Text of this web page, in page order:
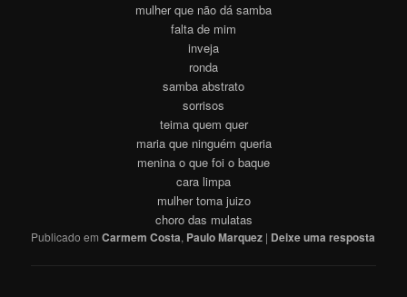
mulher que não dá samba
falta de mim
inveja
ronda
samba abstrato
sorrisos
teima quem quer
maria que ninguém queria
menina o que foi o baque
cara limpa
mulher toma juizo
choro das mulatas
Publicado em Carmem Costa, Paulo Marquez | Deixe uma resposta